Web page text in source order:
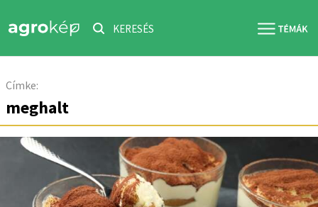
KERESÉS
Címke:
meghalt